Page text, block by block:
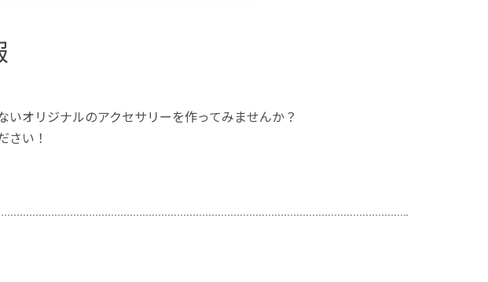
オリジナルのアクセサリーを作ってみませんか？
さい！